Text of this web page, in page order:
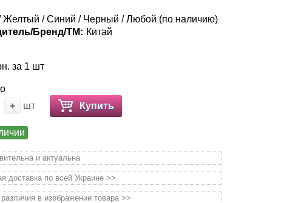
Желтый / Синий / Черный / Любой (по наличию)
Бренд/ТМ: Китай
за 1 шт
+ шт Купить
и актуальна
доставка по всей Украине >>
в изображении товара >>